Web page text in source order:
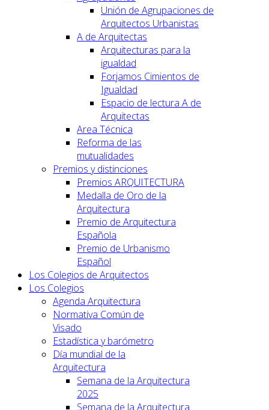
Unión de Agrupaciones de
Arquitectos Urbanistas
A de Arquitectas
Arquitecturas para la
igualdad
Forjamos Cimientos de
Igualdad
Espacio de lectura A de
Arquitectas
Area Técnica
Reforma de las
mutualidades
Premios y distinciones
Premios ARQUITECTURA
Medalla de Oro de la
Arquitectura
Premio de Arquitectura
Española
Premio de Urbanismo
Español
Los Colegios de Arquitectos
Los Colegios
Agenda Arquitectura
Normativa Común de
Visado
Estadística y barómetro
Día mundial de la
Arquitectura
Semana de la Arquitectura
2025
Semana de la Arquitectura